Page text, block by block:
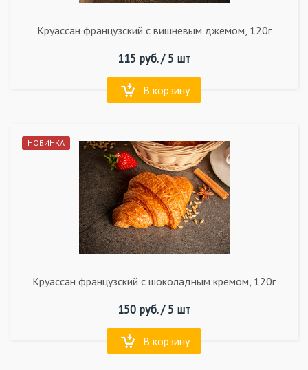
Круассан французский с вишневым джемом, 120г
115 руб. /5 шт
В корзину
НОВИНКА
Круассан французский с шоколадным кремом, 120г
150 руб. /5 шт
В корзину